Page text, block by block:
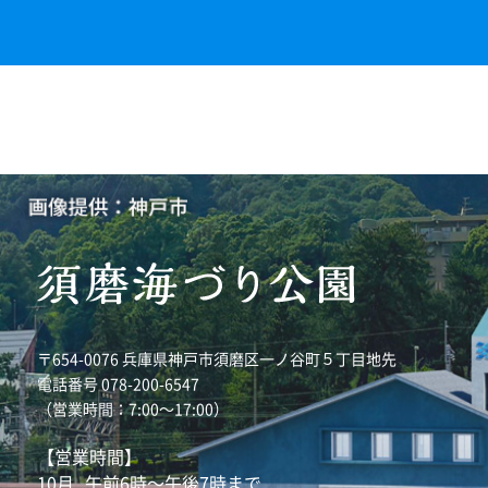
〒654-0076 兵庫県神戸市須磨区一ノ谷町５丁目地先
電話番号 078-200-6547
（営業時間：7:00～17:00）
【営業時間】